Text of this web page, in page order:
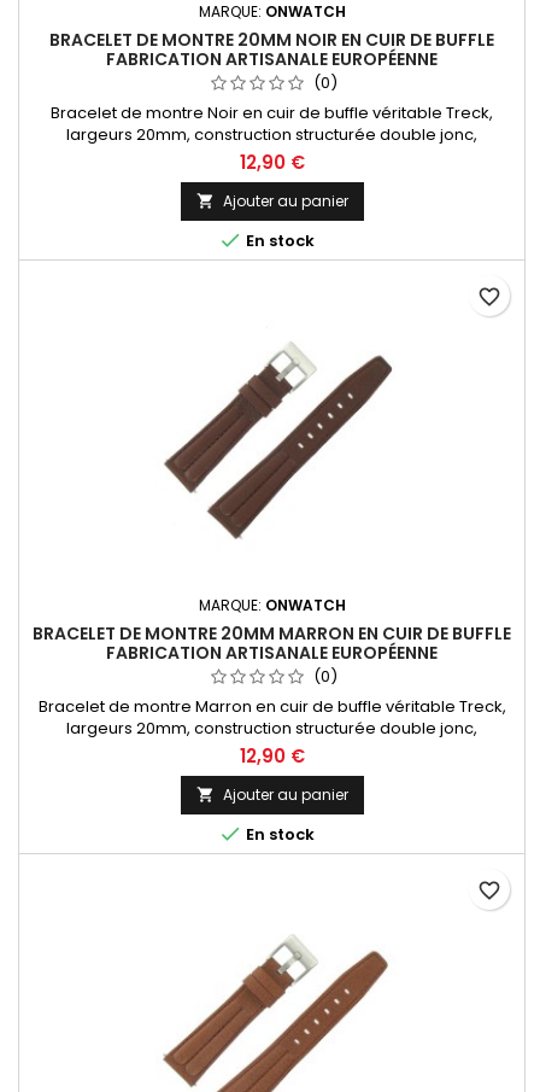
MARQUE: ONWATCH
BRACELET DE MONTRE 20MM NOIR EN CUIR DE BUFFLE
FABRICATION ARTISANALE EUROPÉENNE
(0)
Bracelet de montre Noir en cuir de buffle véritable Treck,
largeurs 20mm, construction structurée double jonc,
dynamique et sportif. Fabrication artisanale Made in Spain.
12,90 €
 Ajouter au panier
 En stock
MARQUE: ONWATCH
BRACELET DE MONTRE 20MM MARRON EN CUIR DE BUFFLE
FABRICATION ARTISANALE EUROPÉENNE
(0)
Bracelet de montre Marron en cuir de buffle véritable Treck,
largeurs 20mm, construction structurée double jonc,
dynamique et sportif. Fabrication artisanale Made in Spain.
12,90 €
 Ajouter au panier
 En stock
favorite_border
favorite_border